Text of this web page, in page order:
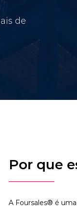
de
Por que
A Foursales® é